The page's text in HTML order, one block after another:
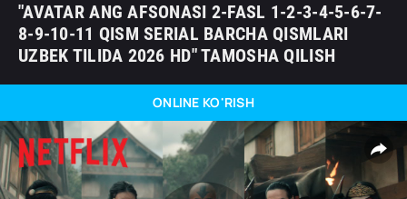
"AVATAR ANG AFSONASI 2-FASL 1-2-3-4-5-6-7-
8-9-10-11 QISM SERIAL BARCHA QISMLARI
UZBEK TILIDA 2026 HD" TAMOSHA QILISH
ONLINE KO'RISH